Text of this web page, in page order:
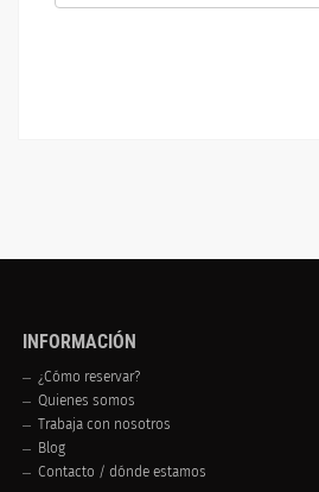
INFORMACIÓN
¿Cómo reservar?
Quienes somos
Trabaja con nosotros
Blog
Contacto / dónde estamos